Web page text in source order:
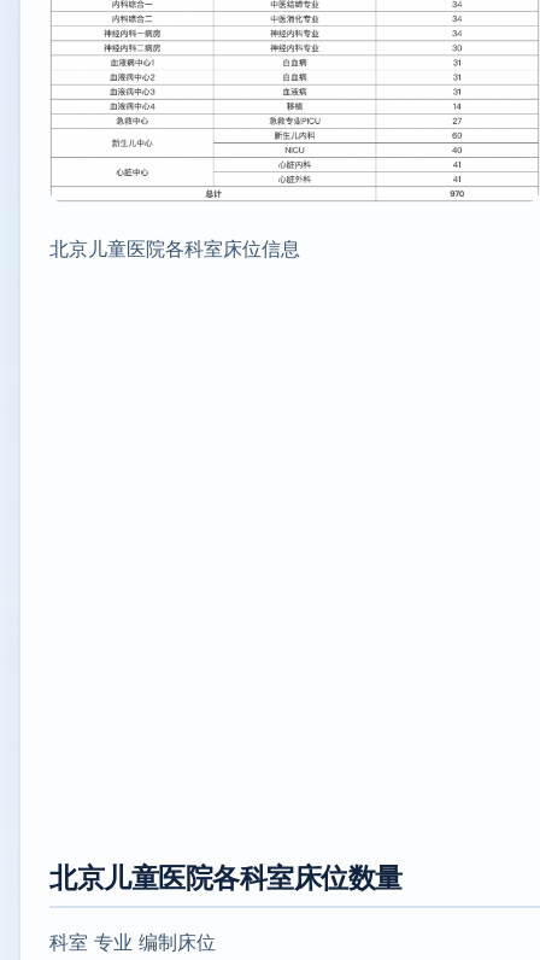
北京儿童医院各科室床位信息
北京儿童医院各科室床位数量
科室 专业 编制床位